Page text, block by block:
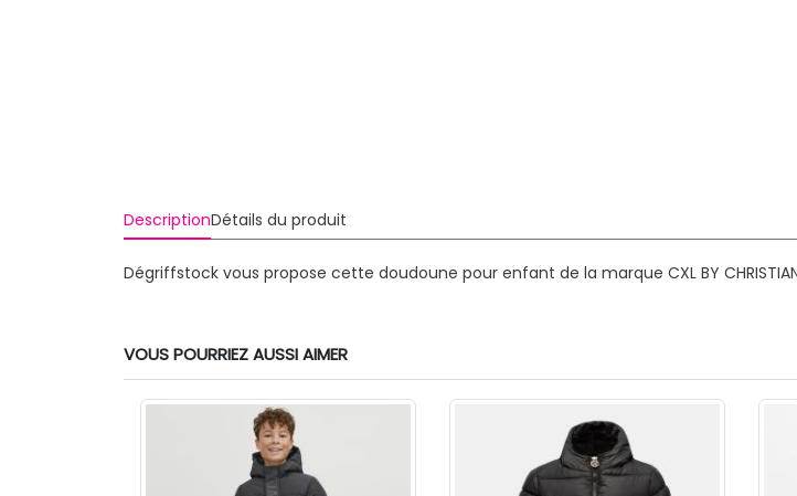
DescriptionDétails du produit
Dégriffstock vous propose cette doudoune pour enfant de la marque CXL BY
VOUS POURRIEZ AUSSI AIMER